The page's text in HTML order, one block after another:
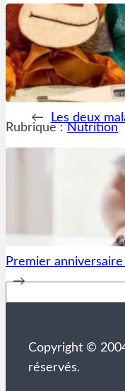
← Les deux
Rubrique : Nutrition
Premier
→
Copyright ©
réservés.